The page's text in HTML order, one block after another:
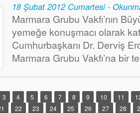
18 Şubat 2012 Cumartesi -
Marmara Grubu Vakfı’nın
yemeğe konuşmacı olarak
Cumhurbaşkanı Dr. Derviş
Marmara Grubu Vakfı’na bir
3 4 5 6 7 8 9 10 11
22 23 24 25 26 27 28